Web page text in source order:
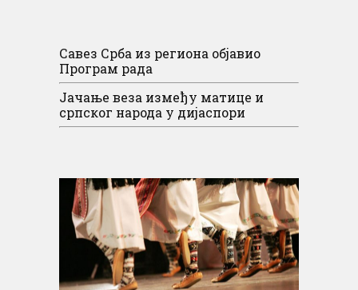
Савез Срба из региона објавио
Програм рада
Јачање веза између матице и
српског народа у дијаспори